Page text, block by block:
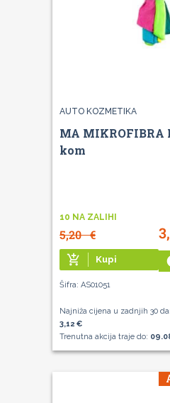
AUTO KOZMETIKA
MA MIKROFIBRA
kom
10 NA ZALIHI
5,20€
add_shopping_cart Kupi
Šifra: AS01051
Najniža cijena u zadnjih 30
3,12 €
Trenutna akcija traje do: